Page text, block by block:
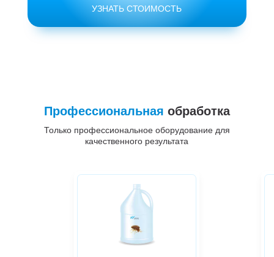
УЗНАТЬ СТОИМОСТЬ
Профессиональная обработка
Только профессиональное оборудование для
качественного результата